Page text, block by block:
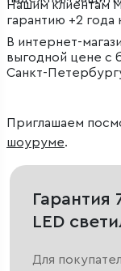
Нашим клиентам
гарантию +2 года
В интернет-
выгодной цене с
Санкт-
Приглашаем
шоуруме.
Гарантия
LED
Для